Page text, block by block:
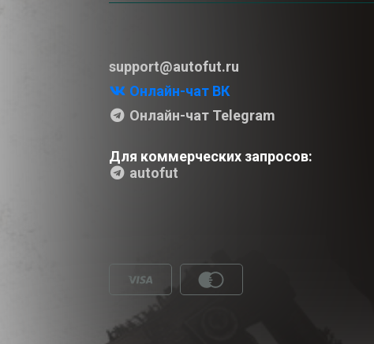
support@autofut.ru
Онлайн-чат ВК
Онлайн-чат Telegram
Для коммерческих запросов:
autofut